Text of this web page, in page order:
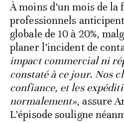
À moins d’un mois de la
professionnels
globale de 10 à 20%,
planer l’incident de
impact commercial ni
constaté à ce jour. Nos
confiance, et les
normalement», assure
L’épisode souligne